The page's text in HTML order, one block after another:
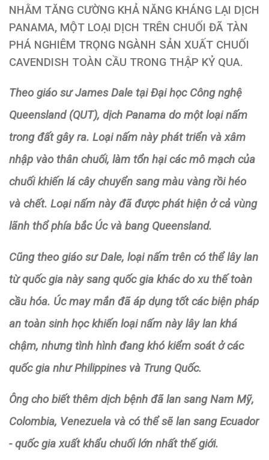
NHẰM TĂNG CƯỜNG KHẢ NĂNG KHÁNG LẠI DỊCH
PANAMA, MỘT LOẠI DỊCH TRÊN CHUỐI ĐÃ TÀN
PHÁ NGHIÊM TRỌNG NGÀNH SẢN XUẤT CHUỐI
CAVENDISH TOÀN CẦU TRONG THẬP KỶ QUA.
Theo giáo sư James Dale tại Đại học Công nghệ
Queensland (QUT), dịch Panama do một loại nấm
trong đất gây ra. Loại nấm này phát triển và xâm
nhập vào thân chuối, làm tổn hại các mô mạch của
chuối khiến lá cây chuyển sang màu vàng rồi héo
và chết. Loại nấm này đã được phát hiện ở cả vùng
lãnh thổ phía bắc Úc và bang Queensland.
Cũng theo giáo sư Dale, loại nấm trên có thể lây lan
từ quốc gia này sang quốc gia khác do xu thế toàn
cầu hóa. Úc may mắn đã áp dụng tốt các biện pháp
an toàn sinh học khiến loại nấm này lây lan khá
chậm, nhưng tình hình đang khó kiểm soát ở các
quốc gia như Philippines và Trung Quốc.
Ông cho biết thêm dịch bệnh đã lan sang Nam Mỹ,
Colombia, Venezuela và có thể sẽ lan sang Ecuador
- quốc gia xuất khẩu chuối lớn nhất thế giới.